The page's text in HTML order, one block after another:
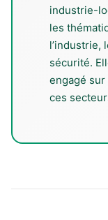
industrie-
les
l’industrie,
sécurité.
engagé
ces